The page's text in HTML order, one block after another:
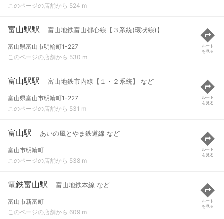
このページの店舗から 524 m
富山駅駅 富山地鉄富山都心線【３系統(環状線)】
富山県富山市明輪町1-227
このページの店舗から 530 m
ルート
を見る
富山駅駅 富山地鉄市内線【１・２系統】 など
富山県富山市明輪町1-227
このページの店舗から 531 m
ルート
を見る
富山駅 あいの風とやま鉄道線 など
富山市明輪町
このページの店舗から 538 m
ルート
を見る
電鉄富山駅 富山地鉄本線 など
富山市新富町
このページの店舗から 609 m
ルート
を見る